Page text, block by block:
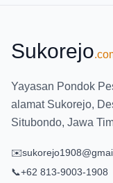
Sukorejo
Yayasan Pondok
alamat Sukorejo,
Situbondo, Jawa
✉️
📞+62 813-9003-1908